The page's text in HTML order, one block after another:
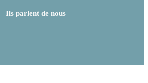
Ils parlent de nous